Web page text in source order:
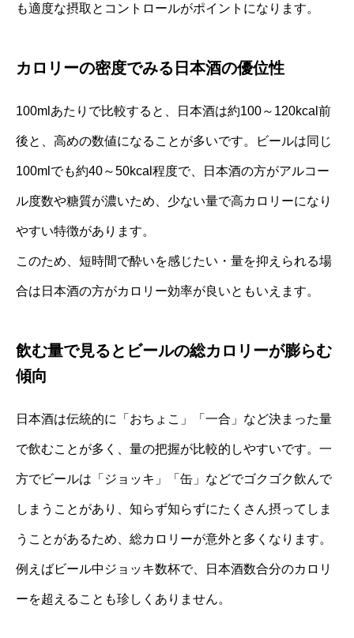
も適度な摂取とコントロールがポイントになります。
カロリーの密度でみる日本酒の優位性
100mlあたりで比較すると、日本酒は約100～120kcal前
後と、高めの数値になることが多いです。ビールは同じ
100mlでも約40～50kcal程度で、日本酒の方がアルコー
ル度数や糖質が濃いため、少ない量で高カロリーになり
やすい特徴があります。
このため、短時間で酔いを感じたい・量を抑えられる場
合は日本酒の方がカロリー効率が良いともいえます。
飲む量で見るとビールの総カロリーが膨らむ
傾向
日本酒は伝統的に「おちょこ」「一合」など決まった量
で飲むことが多く、量の把握が比較的しやすいです。一
方でビールは「ジョッキ」「缶」などでゴクゴク飲んで
しまうことがあり、知らず知らずにたくさん摂ってしま
うことがあるため、総カロリーが意外と多くなります。
例えばビール中ジョッキ数杯で、日本酒数合分のカロリ
ーを超えることも珍しくありません。